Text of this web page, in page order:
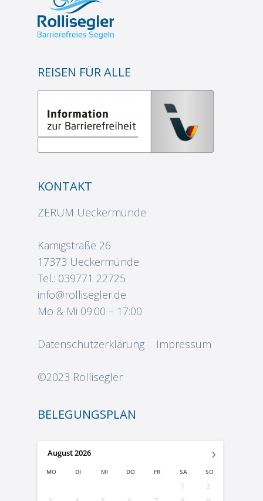
REISEN FÜR ALLE
KONTAKT
ZERUM Ueckermünde
Kamigstraße 26
17373 Ueckermünde
Tel.: 039771 22725
info@rollisegler.de
Mo & Mi 09:00 – 17:00
Datenschutzerklärung Impressum
©2023 Rollisegler
BELEGUNGSPLAN
›
August2026
MO DI MI DO FR SA SO
1
2